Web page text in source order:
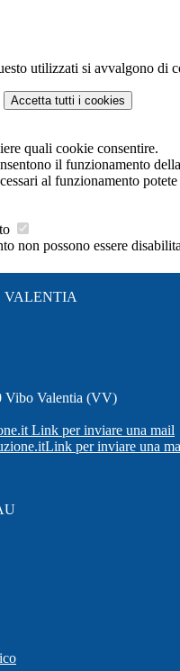
utilizzati si avvalgono di
Accetta tutti i cookies
quali cookie consentire.
il funzionamento
al funzionamento
non possono essere
VALENTIA
Vibo Valentia (VV)
Link per inviare una mail
Link per inviare una